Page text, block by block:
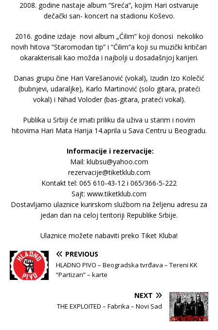
2008. godine nastaje album “Sreća”, kojim Hari ostvaruje
dečački san- koncert na stadionu Koševo.
2016. godine izdaje novi album „Ćilim“ koji donosi nekoliko
novih hitova “Staromodan tip” i “Ćilim”a koji su muzički kritičari
okarakterisali kao možda i najbolji u dosadašnjoj karijeri.
Danas grupu čine Hari Varešanović (vokal), Izudin Izo Kolečić
(bubnjevi, udaraljke), Karlo Martinović (solo gitara, prateći
vokal) i Nihad Voloder (bas-gitara, prateći vokal).
Publika u Srbiji će imati priliku da uživa u starim i novim
hitovima Hari Mata Harija 14.aprila u Sava Centru u Beogradu.
Informacije i rezervacije:
Mail: klubsu@yahoo.com
rezervacije@tiketklub.com
Kontakt tel: 065 610-43-12 i 065/366-5-222
Sajt: www.tiketklub.com
Dostavljamo ulaznice kurirskom službom na željenu adresu za
jedan dan na celoj teritoriji Republike Srbije.
Ulaznice možete nabaviti preko Tiket Kluba!
PREVIOUS
HLADNO PIVO – Beogradska tvrđava – Tereni KK
“Partizan” – karte
NEXT
THE EXPLOITED – Fabrika – Novi Sad